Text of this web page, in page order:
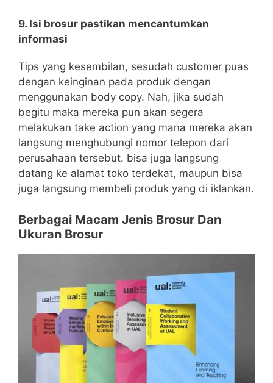
9. Isi brosur pastikan mencantumkan
informasi
Tips yang kesembilan, sesudah customer puas
dengan keinginan pada produk dengan
menggunakan body copy. Nah, jika sudah
begitu maka mereka pun akan segera
melakukan take action yang mana mereka akan
langsung menghubungi nomor telepon dari
perusahaan tersebut. bisa juga langsung
datang ke alamat toko terdekat, maupun bisa
juga langsung membeli produk yang di iklankan.
Berbagai Macam Jenis Brosur Dan
Ukuran Brosur